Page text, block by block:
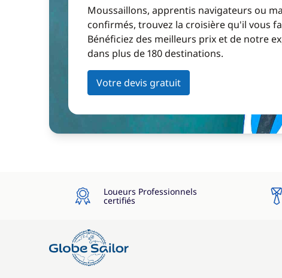
Moussaillons, apprentis navigateurs ou
confirmés, trouvez la croisière qu'il vous
Bénéficiez des meilleurs prix et de notre
dans plus de 180 destinations.
Votre devis gratuit
Loueurs Professionnels
certifiés